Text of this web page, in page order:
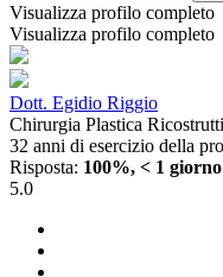
Visualizza profilo completo
Visualizza profilo completo
Dott. Egidio Riggio
Chirurgia Plastica
32 anni di esercizio della
Risposta: 100%, < 1 giorno
5.0